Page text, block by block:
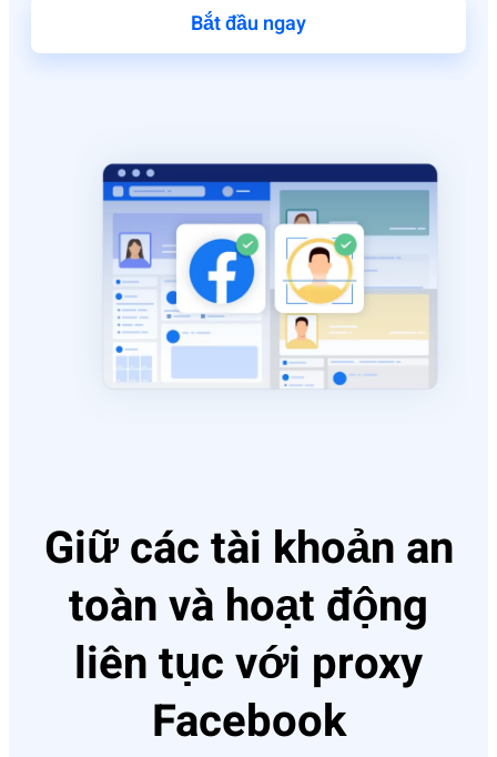
Bắt đầu ngay
Giữ các tài khoản an
toàn và hoạt động
liên tục với proxy
Facebook